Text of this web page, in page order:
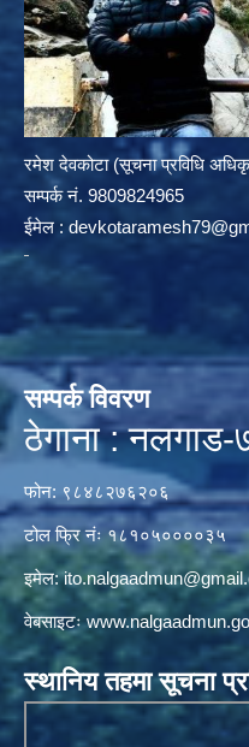
रमेश देवकोटा (सूचना प्रविधि
सम्पर्क न‌ं. 9809824965
ईमेल :
सम्पर्क विवरण
ठेगाना :
फोन: ९८४८२७६२०६
टोल फ्रि नंः १८१०५००००३५
इमेल:
वेबसाइटः
स्थानिय तहमा सूचना